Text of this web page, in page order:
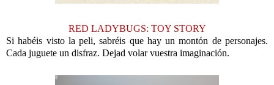
RED LADYBUGS: TOY STORY
Si habéis visto la peli, sabréis que hay un montón de personajes.
Cada juguete un disfraz. Dejad volar vuestra imaginación.